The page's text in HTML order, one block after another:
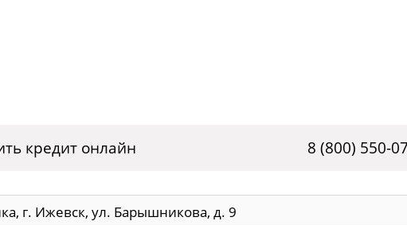
кредит онлайн 8 (800) 550-
г. Ижевск, ул. Барышникова, д. 9